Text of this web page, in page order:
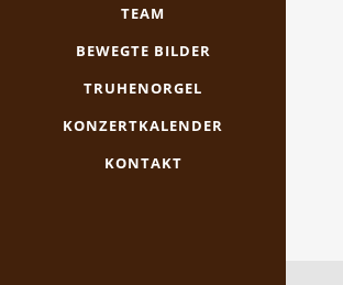
TEAM
BEWEGTE BILDER
TRUHENORGEL
KONZERTKALENDER
KONTAKT